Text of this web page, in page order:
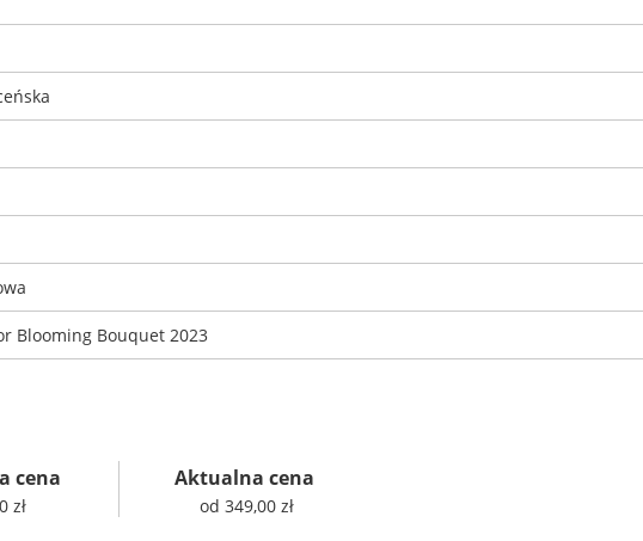
Blooming Bouquet 2023
cena
zł
Aktualna cena
od 349,00 zł